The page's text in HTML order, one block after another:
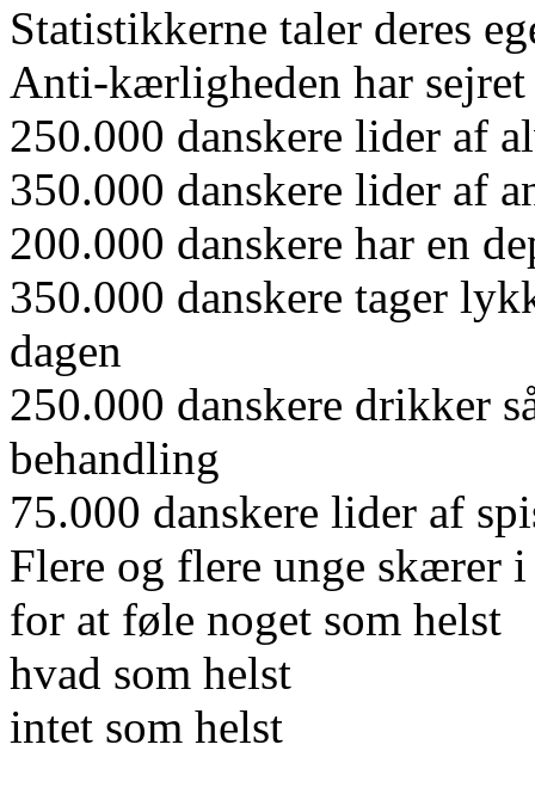
Statistikkerne taler deres
Anti-kærligheden har sejret
250.000 danskere lider af
350.000 danskere lider af
200.000 danskere har en
350.000 danskere tager
dagen
250.000 danskere drikker
behandling
75.000 danskere lider af
Flere og flere unge skærer
for at føle noget som helst
hvad som helst
intet som helst